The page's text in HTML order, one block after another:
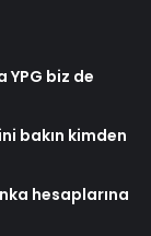
YPG biz de
bakın kimden
hesaplarına